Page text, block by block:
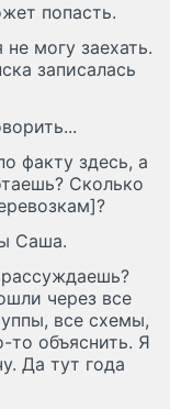
попасть.
могу заехать.
записалась
факту здесь, а
Сколько
Саша.
через все
все схемы,
то объяснить. Я
Да тут года